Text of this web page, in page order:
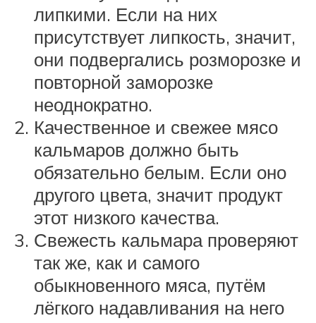
липкими. Если на них
присутствует липкость, значит,
они подвергались розморозке и
повторной заморозке
неоднократно.
Качественное и свежее мясо
кальмаров должно быть
обязательно белым. Если оно
другого цвета, значит продукт
этот низкого качества.
Свежесть кальмара проверяют
так же, как и самого
обыкновенного мяса, путём
лёгкого надавливания на него